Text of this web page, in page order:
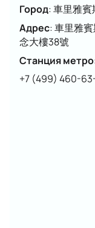
点、协助您选择
则。选择座位时
何疑问，请联系
票。
门票可提前购买
馆地图上选择您
Город:車里雅賓
Адрес:車里雅
念大樓38號
Станция метро
+7 (499) 460-